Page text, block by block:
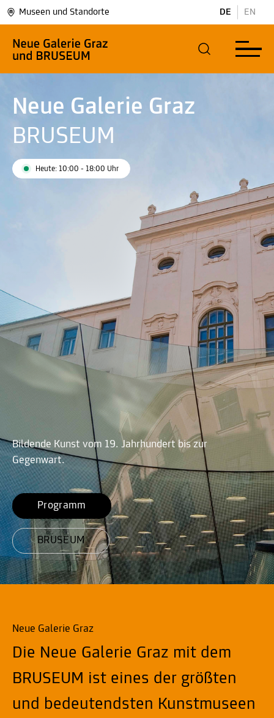
Museen und Standorte DE EN
Neue Galerie Graz
BRUSEUM
Heute: 10:00 - 18:00 Uhr
Bildende Kunst vom 19. Jahrhundert bis zur
Gegenwart.
Programm
BRUSEUM
Neue Galerie Graz
Die Neue Galerie Graz mit dem
BRUSEUM ist eines der größten
und bedeutendsten Kunstmuseen